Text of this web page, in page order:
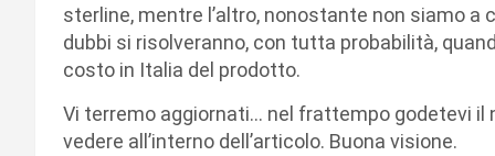
sterline, mentre l’altro, nonostante non siamo
dubbi si risolveranno, con tutta probabilità,
costo in Italia del prodotto.
Vi terremo aggiornati… nel frattempo godetevi il
vedere all’interno dell’articolo. Buona visione.